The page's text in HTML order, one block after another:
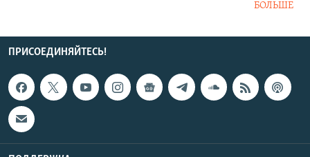
БОЛЬШЕ
ПРИСОЕДИНЯЙТЕСЬ!